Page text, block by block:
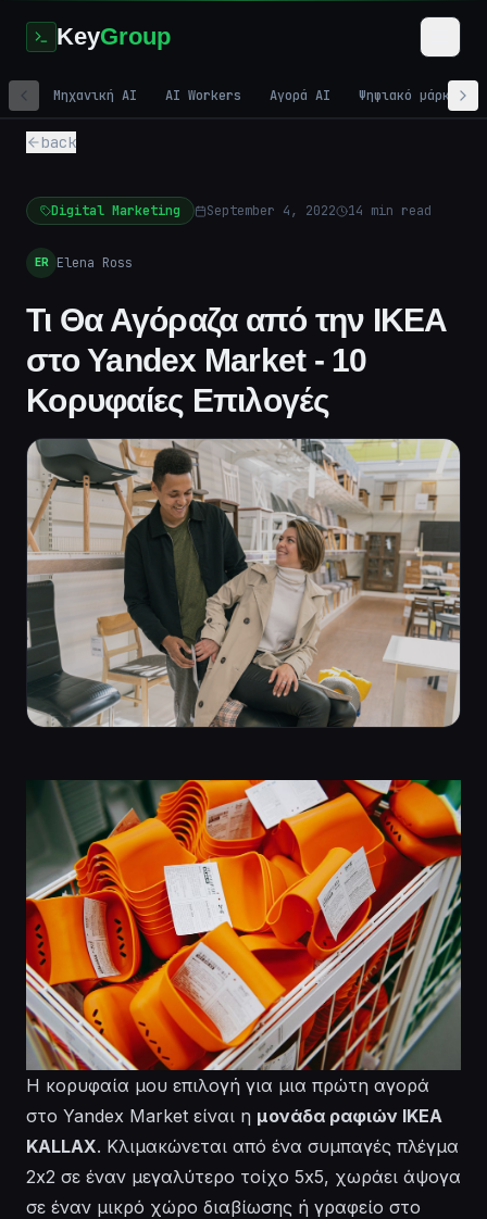
KeyGroup
Μηχανική AI AI Workers Αγορά AI Ψηφιακό
back
Digital Marketing September 4, 2022 14 min read
ER Elena Ross
Τι Θα Αγόραζα από την IKEA
στο Yandex Market - 10
Κορυφαίες Επιλογές
Η κορυφαία μου επιλογή για μια πρώτη αγορά
στο Yandex Market είναι η μονάδα ραφιών IKEA
KALLAX. Κλιμακώνεται από ένα συμπαγές πλέγμα
2x2 σε έναν μεγαλύτερο τοίχο 5x5, χωράει άψογα
σε έναν μικρό χώρο διαβίωσης ή γραφείο στο